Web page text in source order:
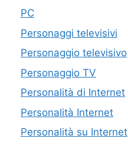
PC
Personaggi televisivi
Personaggio televisivo
Personaggio TV
Personalità di Internet
Personalità Internet
Personalità su Internet